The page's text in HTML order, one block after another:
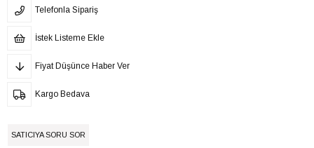
Telefonla Sipariş
İstek Listeme Ekle
Fiyat Düşünce Haber Ver
Kargo Bedava
SATICIYA SORU SOR